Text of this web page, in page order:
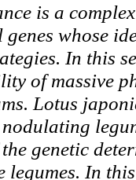
is a
genes whose
In this
of massive
Lotus
genetic
legumes. In